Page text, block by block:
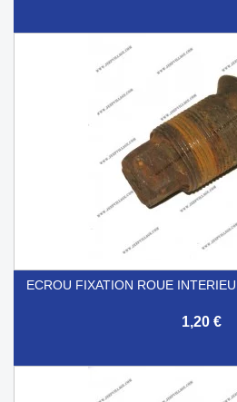
ECROU FIXATION ROUE
1,20 €